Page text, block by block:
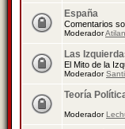
España
Comentarios
Moderador
Las
El Mito de la
Moderador
Teoría
Moderador